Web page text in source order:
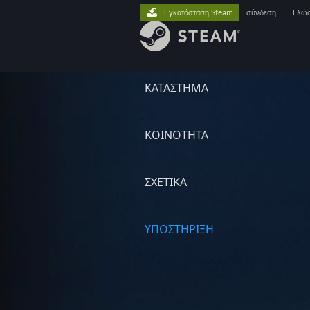
ΚΑΤΑΣΤΗΜΑ
ΚΟΙΝΟΤΗΤΑ
ΣΧΕΤΙΚΆ
ΥΠΟΣΤΗΡΙΞΗ
Εγκατάσταση Steam σύνδεση